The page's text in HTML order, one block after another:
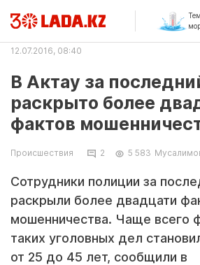
12.07.2016, 08:40
В Актау за
раскрыто более
фактов
Происшествия 2 5 583
Сотрудники полиции за
раскрыли более двадцати
мошенничества. Чаще всего
таких уголовных дел
от 25 до 45 лет, сообщили в